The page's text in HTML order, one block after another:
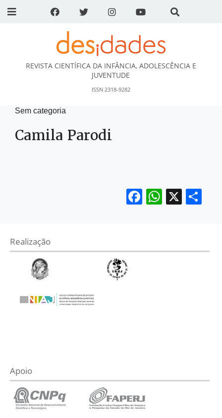
DESidades
REVISTA CIENTÍFICA DA INFÂNCIA, ADOLESCÊNCIA E
JUVENTUDE
ISSN 2318-9282
Sem categoria
Camila Parodi
Facebook
X
Realização
Apoio